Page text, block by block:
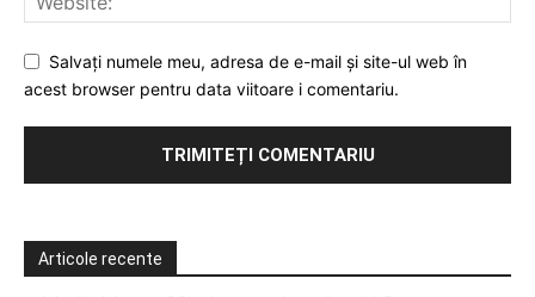
Salvați numele meu, adresa de e-mail și site-ul web în
acest browser pentru data viitoare i comentariu.
Articole recente